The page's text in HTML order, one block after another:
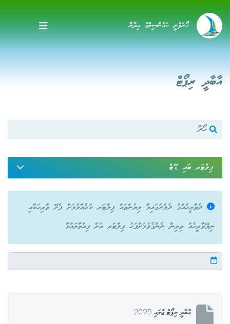
ހޯރަފުށީ ކައުންސިލްގެ އިދާރާ
އާބާދީ ރިޕޯޓް
ފިލްޓަރ ބައި ޑޭޓް
ދެތާރީހެއްގެ ދެމެދުގައިވާ ލިޔުންތައް ފިލްޓަރ ކުރެއްވުމަށް ފެށޭ ތާރިހަކާއި
ނިމޭތާރީހެއް ތިރިން ނެންގެވުމަށްފަހު ފިލްޓަރ އަށް ފިއްތާލައްވާ
އާބާދީ ރިޕޯޓް ޖުލައި 2025